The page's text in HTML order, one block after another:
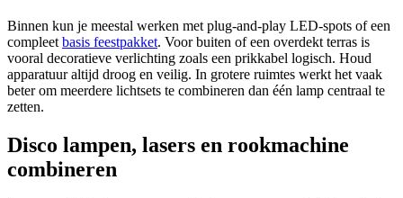
Binnen kun je meestal werken met plug-and-play LED-spots of een
compleet basis feestpakket. Voor buiten of een overdekt terras is
vooral decoratieve verlichting zoals een prikkabel logisch. Houd
apparatuur altijd droog en veilig. In grotere ruimtes werkt het vaak
beter om meerdere lichtsets te combineren dan één lamp centraal te
zetten.
Disco lampen, lasers en rookmachine
combineren